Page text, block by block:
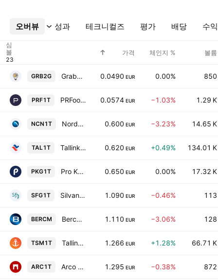
오버뷰 성과 테크니컬즈 평가 배당 수
더보기
심
볼
가격 체인지 % 볼륨
GRB2G Grab2go AS 0.0490 EUR 0.00% 850
PRF1T PRFoods AS 0.0574 EUR −1.03% 1.29 K
NCN1T Nordecon AS 0.600 EUR −3.23% 14.65 K
TAL1T Tallink Grupp AS 0.620 EUR +0.49% 134.01 K
PKG1T Pro Kapital Grupp AS 0.650 EUR 0.00% 17.32 K
SFG1T Silvano Fashion Group AS 1.090 EUR −0.46% 113
BERCM Bercman Technologies AS 1.110 EUR −3.06% 128
TSM1T Tallinna Sadam AS 1.266 EUR +1.28% 66.71 K
ARC1T Arco Vara AS 1.295 EUR −0.38% 872